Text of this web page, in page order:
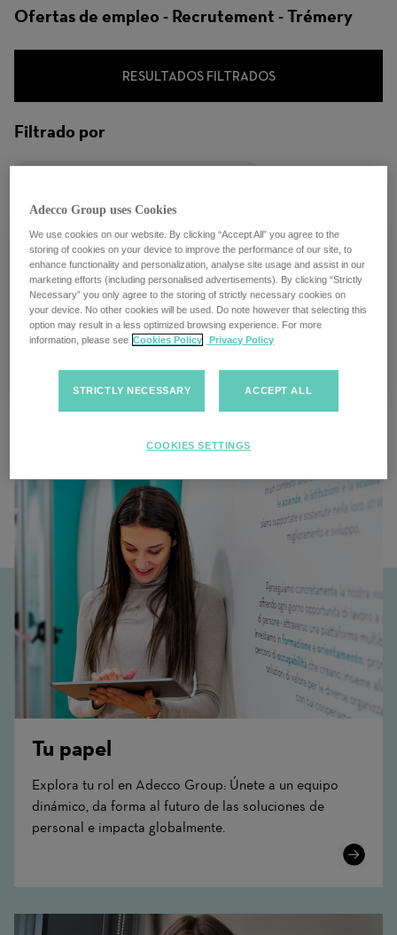
Ofertas de empleo - Recrutement - Trémery
RESULTADOS FILTRADOS
Filtrado por
CHARGE DE RECRUTEMENT ONSITE
H/F H/F
Trémery, Francia
Trabajos relacionados
Tu papel
Explora tu rol en Adecco Group: Únete a un equipo
dinámico, da forma al futuro de las soluciones de
personal e impacta globalmente.
Learn
Adecco Group uses Cookies
We use cookies on our website. By clicking “Accept All” you agree to the
storing of cookies on your device to improve the performance of our site, to
enhance functionality and personalization, analyse site usage and assist in our
marketing efforts (including personalised advertisements). By clicking “Strictly
Necessary” you only agree to the storing of strictly necessary cookies on
your device. No other cookies will be used. Do note however that selecting this
option may result in a less optimized browsing experience. For more
information, please see Cookies Policy Privacy Policy
STRICTLY NECESSARY ACCEPT ALL
COOKIES SETTINGS